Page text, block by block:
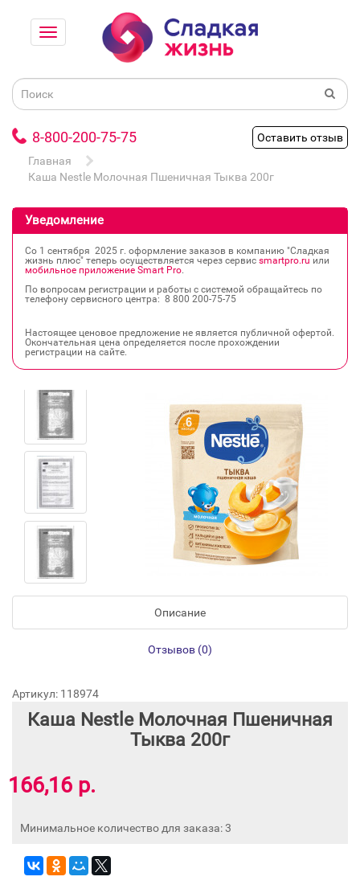
8-800-200-75-75
Оставить отзыв
Главная
Каша Nestle Молочная Пшеничная Тыква 200г
Уведомление
Со 1 сентября 2025 г. оформление заказов в компанию "Сладкая
жизнь плюс" теперь осуществляется через сервис smartpro.ru или
мобильное приложение Smart Pro.
По вопросам регистрации и работы с системой обращайтесь по
телефону сервисного центра: 8 800 200‐75‐75
Настоящее ценовое предложение не является публичной офертой.
Окончательная цена определяется после прохождении
регистрации на сайте.
Описание
Отзывов (0)
Артикул: 118974
Каша Nestle Молочная Пшеничная
Тыква 200г
166,16 р.
Минимальное количество для заказа: 3